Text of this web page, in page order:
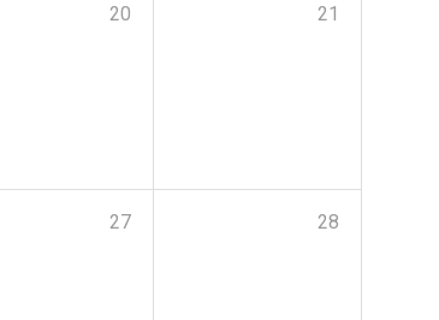
20 21
27 28